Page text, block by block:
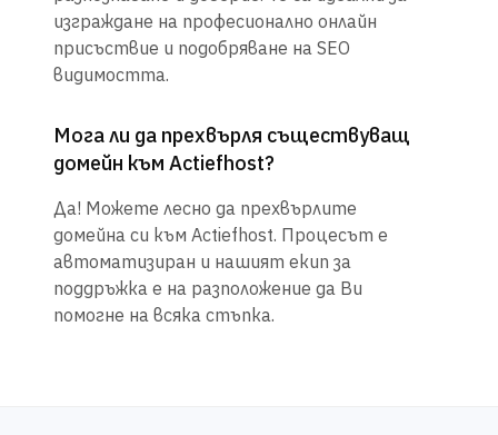
изграждане на професионално онлайн
присъствие и подобряване на SEO
видимостта.
Мога ли да прехвърля съществуващ
домейн към Actiefhost?
Да! Можете лесно да прехвърлите
домейна си към Actiefhost. Процесът е
автоматизиран и нашият екип за
поддръжка е на разположение да Ви
помогне на всяка стъпка.